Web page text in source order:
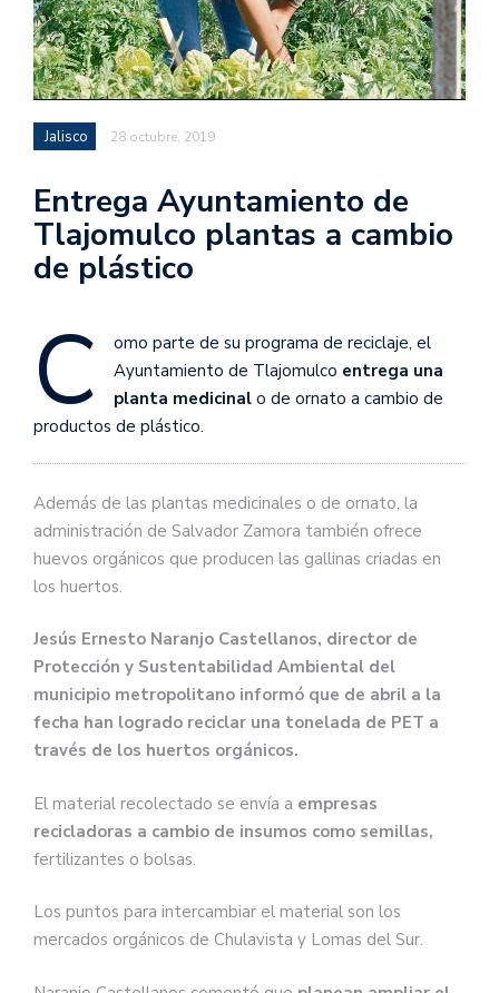
Jalisco 28 octubre, 2019
Entrega Ayuntamiento de
Tlajomulco plantas a cambio
de plástico
C
omo parte de su programa de reciclaje, el
Ayuntamiento de Tlajomulco entrega una
planta medicinal o de ornato a cambio de
productos de plástico.
Además de las plantas medicinales o de ornato, la
administración de Salvador Zamora también ofrece
huevos orgánicos que producen las gallinas criadas en
los huertos.
Jesús Ernesto Naranjo Castellanos, director de
Protección y Sustentabilidad Ambiental del
municipio metropolitano informó que de abril a la
fecha han logrado reciclar una tonelada de PET a
través de los huertos orgánicos.
El material recolectado se envía a empresas
recicladoras a cambio de insumos como semillas,
fertilizantes o bolsas.
Los puntos para intercambiar el material son los
mercados orgánicos de Chulavista y Lomas del Sur.